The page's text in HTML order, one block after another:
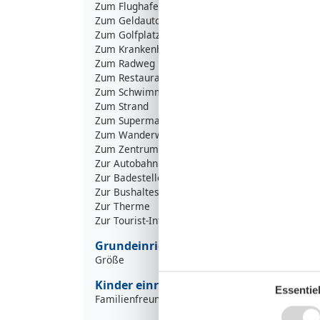
Zum Flughafen
Zum Geldautomaten/Bank
Zum Golfplatz
Zum Krankenhaus/Klinik
Zum Radweg
Zum Restaurant
Zum Schwimm-/Spaßbad
Zum Strand
Zum Supermarkt
Zum Wanderweg
Zum Zentrum
Zur Autobahn
Zur Badestelle/Gewässer
Zur Bushaltestelle
Zur Therme
Zur Tourist-Information
Grundeinrichtungen
Größe
Kinder einrichtungen
Familienfreundlich